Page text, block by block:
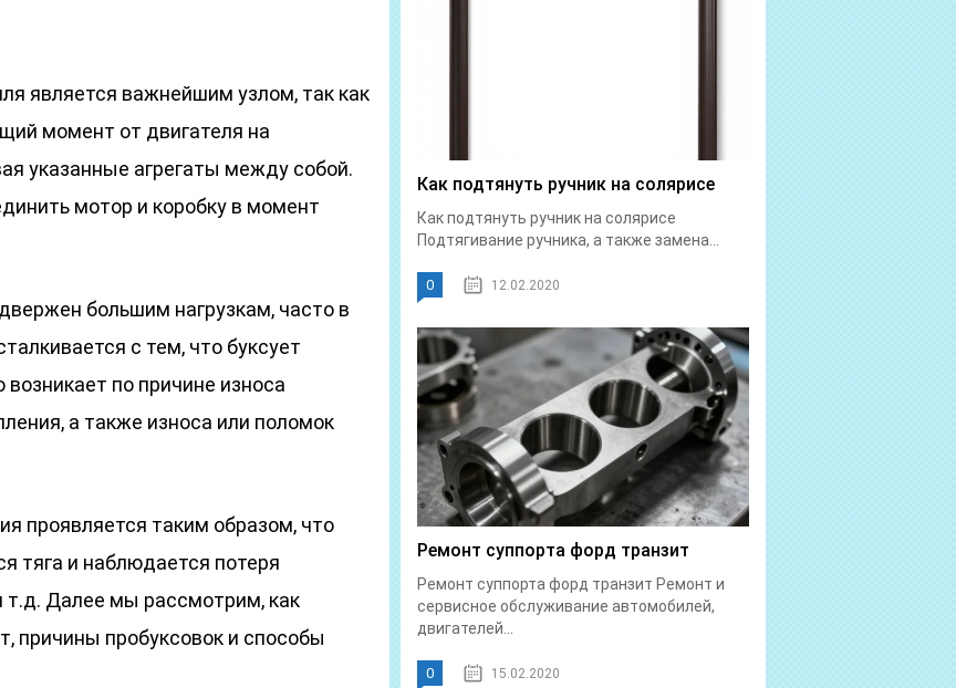
является важнейшим узлом, так как
момент от двигателя на
указанные агрегаты между собой.
мотор и коробку в момент
большим нагрузкам, часто в
с тем, что буксует
по причине износа
а также износа или поломок
проявляется таким образом, что
тяга и наблюдается потеря
т.д. Далее мы рассмотрим, как
причины пробуксовок и способы
Как подтянуть ручник на солярисе
Как подтянуть ручник на солярисе
Подтягивание ручника, а также замена...
0 12.02.2020
Ремонт суппорта форд транзит
Ремонт суппорта форд транзит Ремонт и
сервисное обслуживание автомобилей,
двигателей...
0 15.02.2020